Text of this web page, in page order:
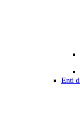
Enti